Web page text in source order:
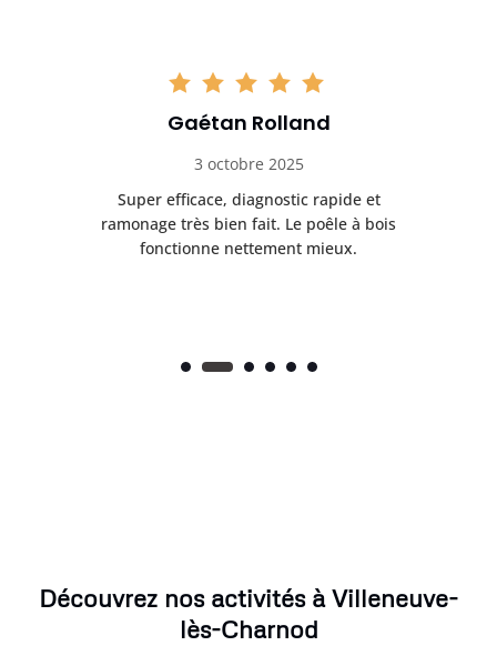
Gaétan Rolland
3 octobre 2025
Super efficace, diagnostic rapide et
ramonage très bien fait. Le poêle à bois
fonctionne nettement mieux.
Découvrez nos activités à Villeneuve-
lès-Charnod